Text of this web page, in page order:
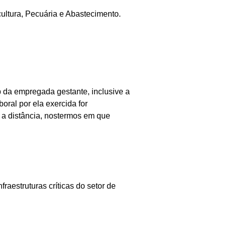
Pecuária e Abastecimento.
empregada gestante, inclusive a
por ela exercida for
distância, nostermos em que
críticas do setor de